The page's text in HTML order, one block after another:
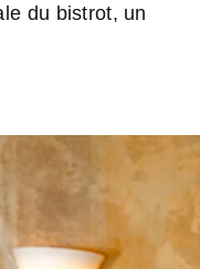
du bistrot, un